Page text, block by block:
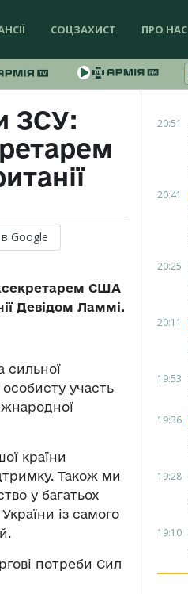
СОЦЗАХИСТ ПРО НАС
ЗСУ:
Google
США
Девідом Ламмі.
сильної
участь
країни
Також ми
у багатьох
із самого
потреби Сил
20:51
20:41
20:25
20:11
19:53
19:36
19:28
19:10